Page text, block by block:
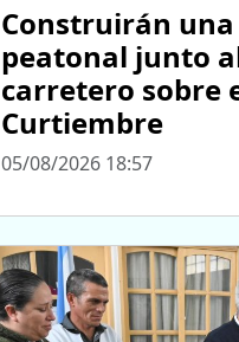
Construirán
peatonal junto
carretero sobre
Curtiembre
05/08/2026 18:57